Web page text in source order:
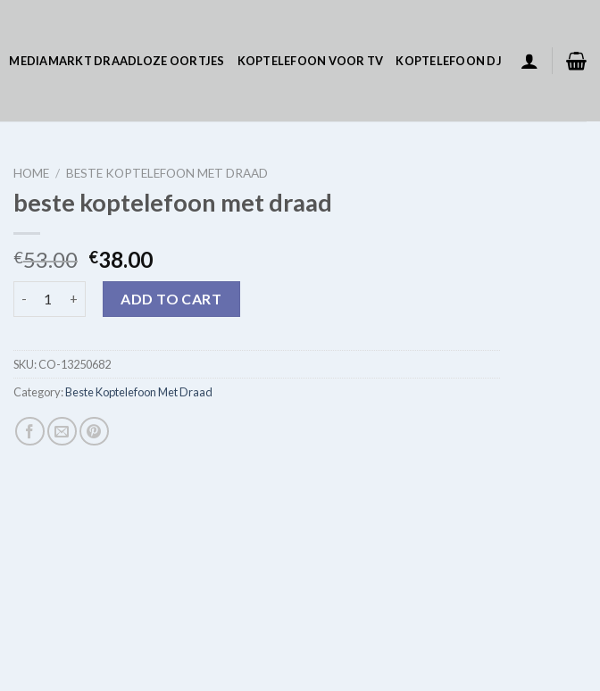
MEDIAMARKT DRAADLOZE OORTJES KOPTELEFOON VOOR TV KOPTELEFOON DJ
HOME / BESTE KOPTELEFOON MET DRAAD
beste koptelefoon met draad
€53.00 €38.00
ADD TO CART
SKU:CO-13250682
Category:Beste Koptelefoon Met Draad